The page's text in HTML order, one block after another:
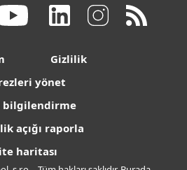
Gizlilik
yönet
bilgilendirme
açığı raporla
haritası